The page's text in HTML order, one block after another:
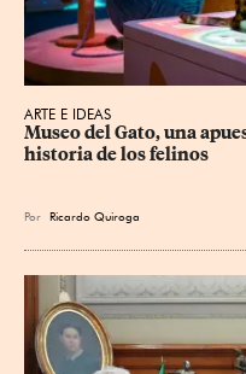
ARTE E IDEAS
Museo del Gato, una
historia de los felinos
Por Ricardo Quiroga